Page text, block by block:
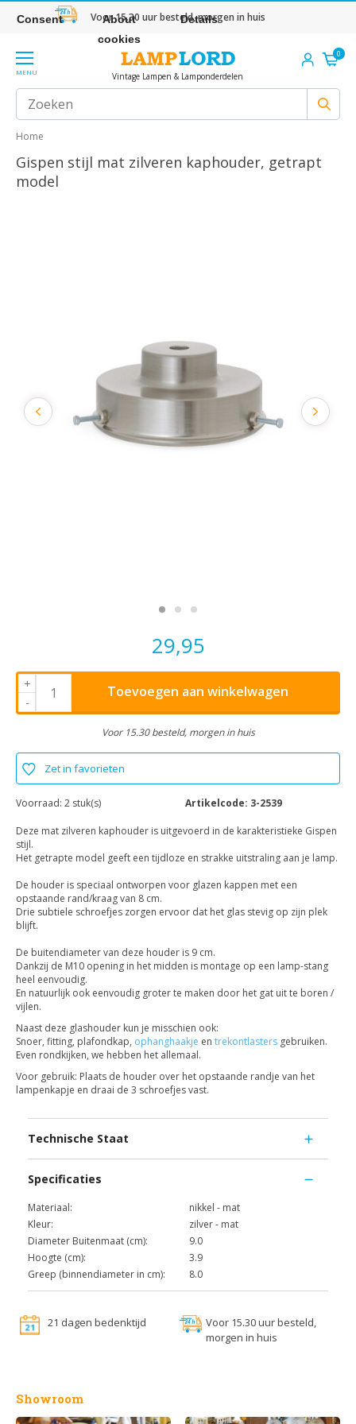
Voor 15.30 uur besteld, morgen in huis
MENU Vintage Lampen & Lamponderdelen
0
Home
Gispen stijl mat zilveren kaphouder, getrapt
model
29,95
+
-
Toevoegen aan winkelwagen
Voor 15.30 besteld, morgen in huis
Zet in favorieten
Voorraad: 2 stuk(s) Artikelcode: 3-2539
Deze mat zilveren kaphouder is uitgevoerd in de karakteristieke Gispen
stijl.
Het getrapte model geeft een tijdloze en strakke uitstraling aan je lamp.
De houder is speciaal ontworpen voor glazen kappen met een
opstaande rand/kraag van 8 cm.
Drie subtiele schroefjes zorgen ervoor dat het glas stevig op zijn plek
blijft.
De buitendiameter van deze houder is 9 cm.
Dankzij de M10 opening in het midden is montage op een lamp-stang
heel eenvoudig.
En natuurlijk ook eenvoudig groter te maken door het gat uit te boren /
vijlen.
Naast deze glashouder kun je misschien ook:
Snoer, fitting, plafondkap, ophanghaakje en trekontlasters gebruiken.
Even rondkijken, we hebben het allemaal.
Voor gebruik: Plaats de houder over het opstaande randje van het
lampenkapje en draai de 3 schroefjes vast.
Technische Staat
Specificaties
Materiaal:
nikkel - mat
Kleur:
zilver - mat
Diameter Buitenmaat (cm):
9.0
Hoogte (cm):
3.9
Greep (binnendiameter in cm):
8.0
21 dagen bedenktijd
Voor 15.30 uur besteld,
morgen in huis
Showroom
Consent
About
cookies
Details